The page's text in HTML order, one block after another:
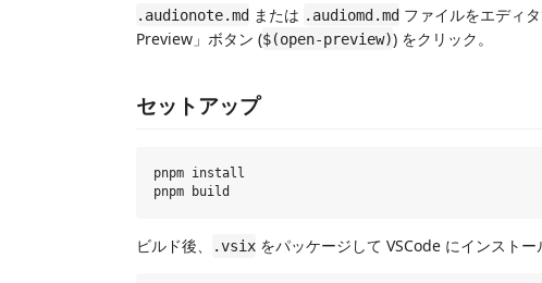
.audionote.md または .audiomd.md ファイルをエディ
Preview」ボタン ($(open-preview)) をクリック。
セットアップ
pnpm install
ビルド後、 .vsix をパッケージして VSCode にインストー